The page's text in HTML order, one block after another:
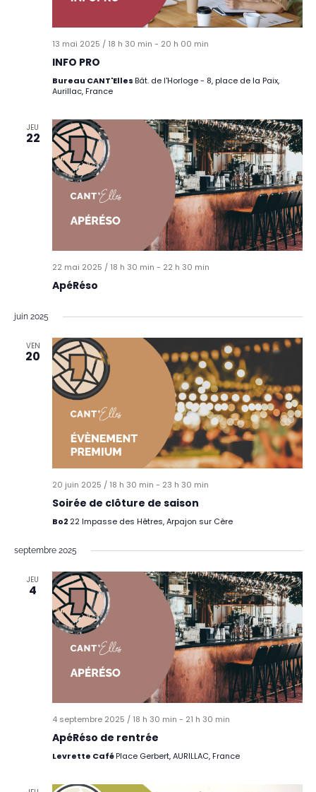
13 mai 2025 / 18 h 30 min - 20 h 00 min
INFO PRO
Bureau CANT'Elles Bât. de l'Horloge - 8, place de la Paix,
Aurillac, France
JEU
22
22 mai 2025 / 18 h 30 min - 22 h 30 min
ApéRéso
juin 2025
VEN
20
20 juin 2025 / 18 h 30 min - 23 h 30 min
Soirée de clôture de saison
Bo2 22 Impasse des Hêtres, Arpajon sur Cère
septembre 2025
JEU
4
4 septembre 2025 / 18 h 30 min - 21 h 30 min
ApéRéso de rentrée
Levrette CaféPlace Gerbert, AURILLAC, France